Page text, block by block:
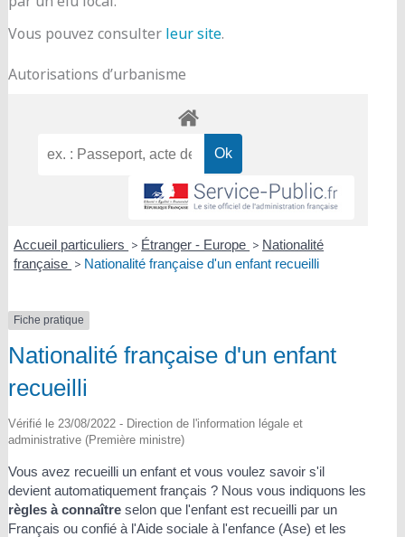
Vous pouvez consulter leur site.
Autorisations d’urbanisme
Accueil particuliers > Étranger - Europe > Nationalité
française > Nationalité française d'un enfant recueilli
Fiche pratique
Nationalité française d'un enfant
recueilli
Vérifié le 23/08/2022 - Direction de l'information légale et
administrative (Première ministre)
Vous avez recueilli un enfant et vous voulez savoir s'il
devient automatiquement français ? Nous vous indiquons les
règles à connaîtreselon que l'enfant est recueilli par un
Français ou confié à l'Aide sociale à l'enfance (Ase) et les